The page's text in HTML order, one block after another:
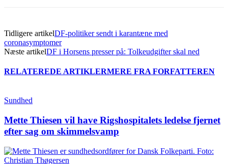
Tidligere artikelDF-politiker sendt i karantæne med
coronasymptomer
Næste artikelDF i Horsens presser på: Tolkeudgifter skal ned
RELATEREDE ARTIKLERMERE FRA FORFATTEREN
Sundhed
Mette Thiesen vil have Rigshospitalets ledelse fjernet
efter sag om skimmelsvamp